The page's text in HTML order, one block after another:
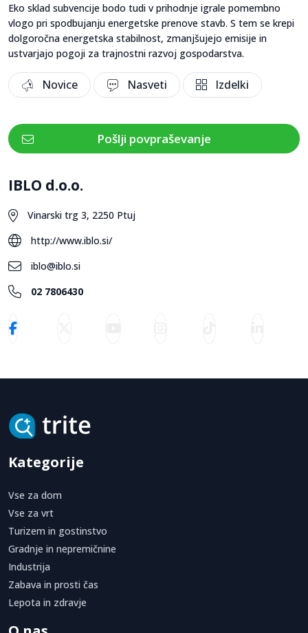
Eko sklad subvencije bodo tudi v prihodnje igrale pomembno
vlogo pri spodbujanju energetske prenove stavb. S tem se krepi
dolgoročna energetska stabilnost, zmanjšujejo emisije in
ustvarjajo pogoji za trajnostni razvoj gospodarstva.
Novice Nasveti Izdelki
Pošlji povpraševanje
IBLO d.o.o.
Vinarski trg 3, 2250 Ptuj
http://www.iblo.si/
iblo@iblo.si
02 7806430
Kategorije
Vse za dom
Vse za vrt
Turizem in gostinstvo
Gradnje in nepremičnine
Industrija
Zabava in prosti čas
Lepota in zdravje